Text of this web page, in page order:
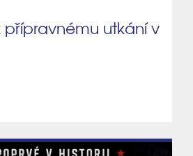
utkání v